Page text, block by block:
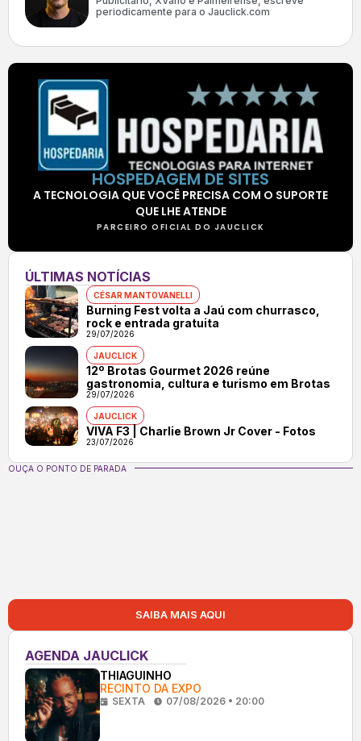
periodicamente para o Jauclick.com
HOSPEDAGEM DE SITES
A TECNOLOGIA QUE VOCÊ PRECISA COM O SUPORTE
QUE LHE ATENDE
PARCEIRO OFICIAL DO JAUCLICK
ÚLTIMAS NOTÍCIAS
CÉSAR MANTOVANELLI
Burning Fest volta a Jaú com churrasco,
rock e entrada gratuita
29/07/2026
JAUCLICK
12º Brotas Gourmet 2026 reúne
gastronomia, cultura e turismo em Brotas
29/07/2026
JAUCLICK
VIVA F3 | Charlie Brown Jr Cover - Fotos
23/07/2026
OUÇA O PONTO DE PARADA
SAIBA MAIS AQUI
AGENDA JAUCLICK
THIAGUINHO
RECINTO DA EXPO
SEXTA 07/08/2026 • 20:00